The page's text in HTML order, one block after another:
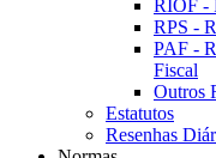
RIOF -
RPS -
PAF -
Fiscal
Outros
Estatutos
Resenhas